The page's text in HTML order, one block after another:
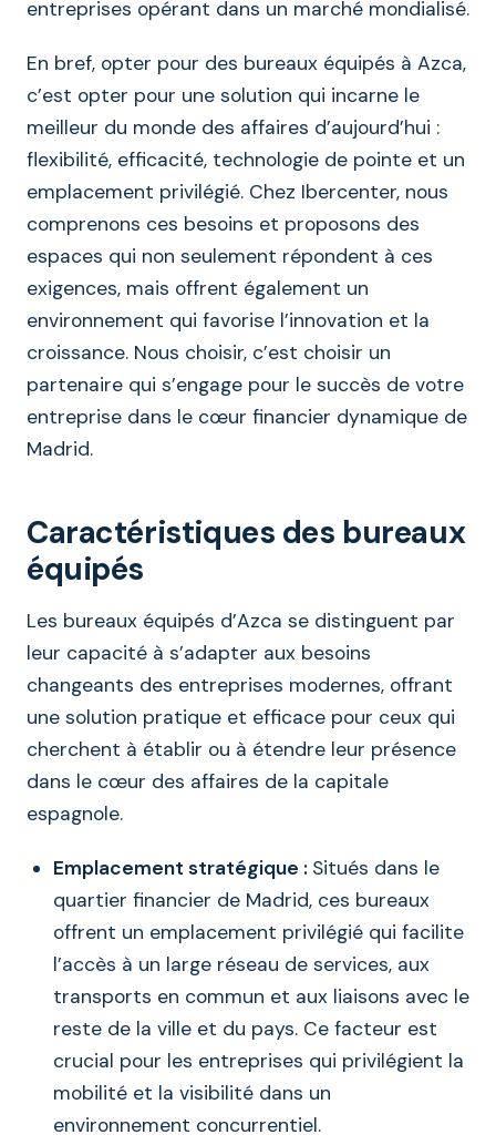
entreprises opérant dans un marché mondialisé.
En bref, opter pour des bureaux équipés à Azca,
c’est opter pour une solution qui incarne le
meilleur du monde des affaires d’aujourd’hui :
flexibilité, efficacité, technologie de pointe et un
emplacement privilégié. Chez Ibercenter, nous
comprenons ces besoins et proposons des
espaces qui non seulement répondent à ces
exigences, mais offrent également un
environnement qui favorise l’innovation et la
croissance. Nous choisir, c’est choisir un
partenaire qui s’engage pour le succès de votre
entreprise dans le cœur financier dynamique de
Madrid.
Caractéristiques des bureaux
équipés
Les bureaux équipés d’Azca se distinguent par
leur capacité à s’adapter aux besoins
changeants des entreprises modernes, offrant
une solution pratique et efficace pour ceux qui
cherchent à établir ou à étendre leur présence
dans le cœur des affaires de la capitale
espagnole.
Emplacement stratégique : Situés dans le
quartier financier de Madrid, ces bureaux
offrent un emplacement privilégié qui facilite
l’accès à un large réseau de services, aux
transports en commun et aux liaisons avec le
reste de la ville et du pays. Ce facteur est
crucial pour les entreprises qui privilégient la
mobilité et la visibilité dans un
environnement concurrentiel.